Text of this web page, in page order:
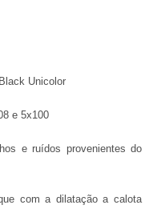
Unicolor
e 5x100
e ruídos provenientes do
com a dilatação a calota